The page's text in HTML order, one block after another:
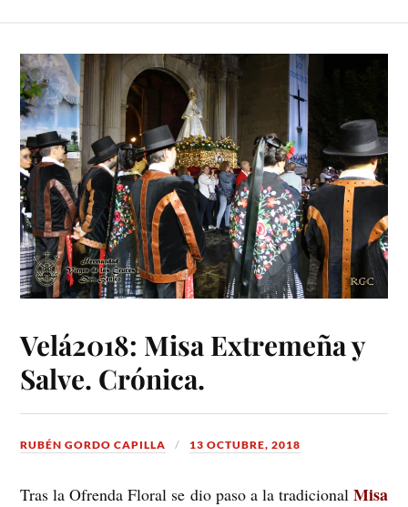
Velá2018: Misa Extremeña y
Salve. Crónica.
RUBÉN GORDO CAPILLA 13 OCTUBRE, 2018
Tras la Ofrenda Floral se dio paso a la tradicional Misa